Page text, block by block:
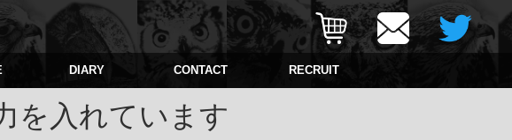
DIARY CONTACT RECRUIT
を入れています